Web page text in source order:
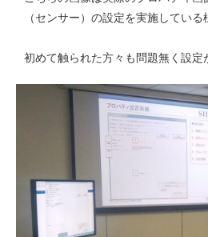
（センサー）の設定を実施してい
初めて触られた方々も問題無く設定